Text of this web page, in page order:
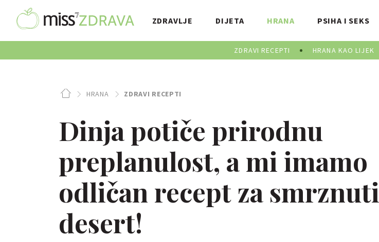
ZDRAVLJE DIJETA HRANA
ZDRAVI RECEPTI HRANA KAO LIJEK
PSIHA I SEKS
HRANA ZDRAVI RECEPTI
Dinja potiče prirodnu
preplanulost, a mi imamo
odličan recept za smrznuti
desert!